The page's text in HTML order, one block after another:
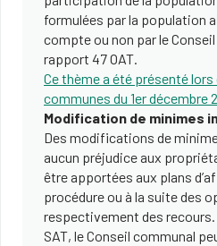
formulées par la population
compte ou non par le
rapport 47 OAT.
Ce thème a été présenté lors
communes du 1er décembre
Modification de minimes
Des modifications de
aucun préjudice aux
être apportées aux plans
procédure ou à la suite des
respectivement des
SAT, le Conseil communal